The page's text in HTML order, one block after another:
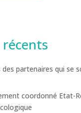
des partenaires qui se
coordonné Etat-